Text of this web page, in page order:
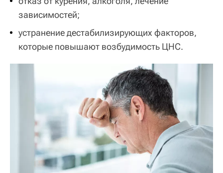
зависимостей;
устранение дестабилизирующих факторов,
которые повышают возбудимость ЦНС.